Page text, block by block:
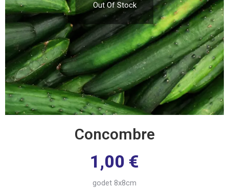
Out Of Stock
Concombre
1,00 €
godet 8x8cm